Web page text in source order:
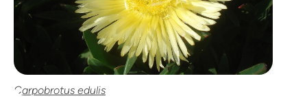
Carpobrotus edulis